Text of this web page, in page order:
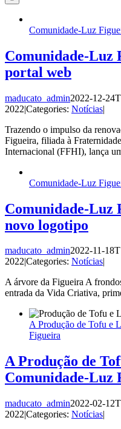
Comunidade-Luz
Comunidade-Luz
portal web
maducato_admin2022-12-
2022|Categories: Notícias|
Trazendo o impulso da
Figueira, filiada à
Internacional (FFHI), lança
Comunidade-Luz
Comunidade-Luz
novo logotipo
maducato_admin2022-11-
2022|Categories: Notícias|
A árvore da Figueira A
entrada da Vida Criativa,
A Produção de Tofu e
Figueira
A Produção de
Comunidade-Luz
maducato_admin2022-02-
2022|Categories: Notícias|